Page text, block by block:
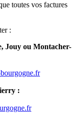
toutes vos factures
:
Jouy ou Montacher-
: